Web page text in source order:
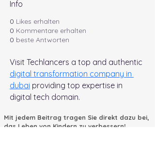
Info
0 Likes erhalten
0 Kommentare erhalten
0 beste Antworten
Visit Techlancers a top and authentic
digital transformation company in
dubai providing top expertise in
digital tech domain.
Mit jedem Beitrag tragen Sie direkt dazu bei,
das Leben von Kindern zu verbessern!